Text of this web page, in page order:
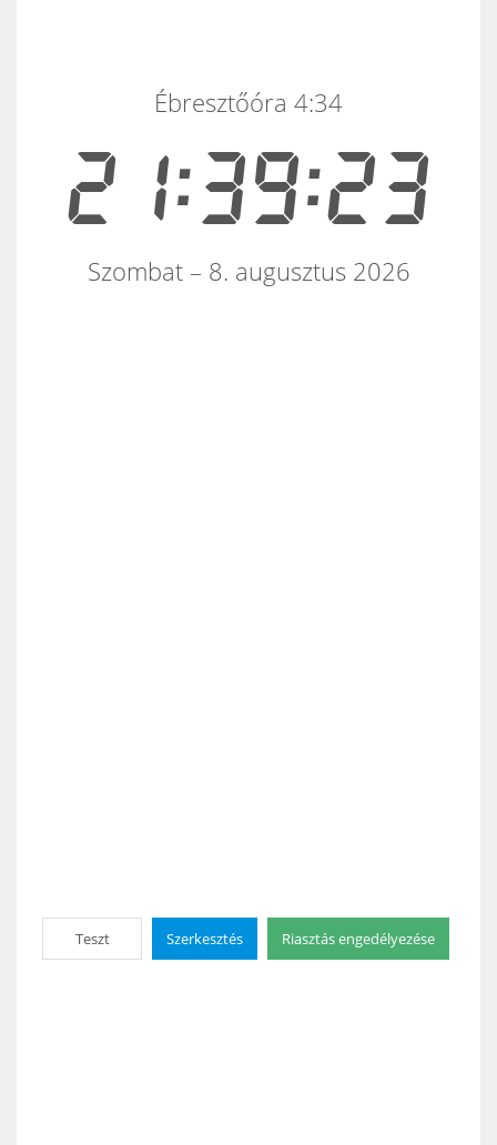
21:39:23
Ébresztőóra 4:34
Szombat – 8. augusztus 2026
Teszt Szerkesztés Riasztás engedélyezése